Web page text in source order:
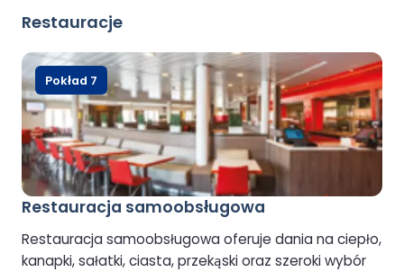
Restauracje
Restauracja samoobsługowa
Restauracja samoobsługowa oferuje dania na ciepło,
kanapki, sałatki, ciasta, przekąski oraz szeroki wybór
Pokład 7